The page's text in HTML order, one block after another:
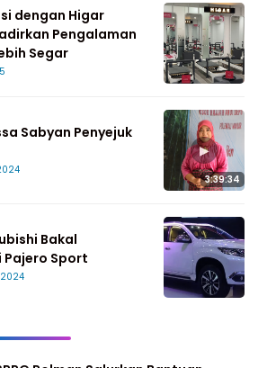
dengan Higar
Pengalaman
Segar
Sabyan Penyejuk
▶
3:39:34
Bakal
Pajero Sport